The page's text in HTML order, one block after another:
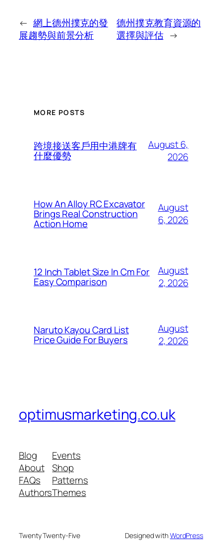
← 網上德州撲克的發
展趨勢與前景分析
德州撲克教育資源的
選擇與評估 →
MORE POSTS
跨境接送客戶用中港牌有
什麼優勢
August 6,
2026
How An Alloy RC Excavator
Brings Real Construction
Action Home
August
6, 2026
12 Inch Tablet Size In Cm For
Easy Comparison
August
2, 2026
Naruto Kayou Card List
Price Guide For Buyers
August
2, 2026
optimusmarketing.co.uk
Blog
About
FAQs
Authors
Events
Shop
Patterns
Themes
Twenty Twenty-Five Designed withWordPress